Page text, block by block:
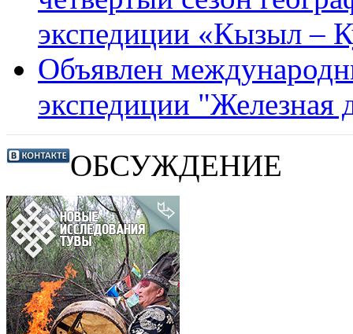
экспедиции «Кызыл –
Объявлен
экспедиции
ОБСУЖДЕНИЕ